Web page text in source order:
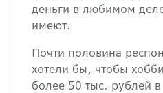
деньги в любимом
имеют.
Почти половина
хотели бы, чтобы
более 50 тыс. рублей